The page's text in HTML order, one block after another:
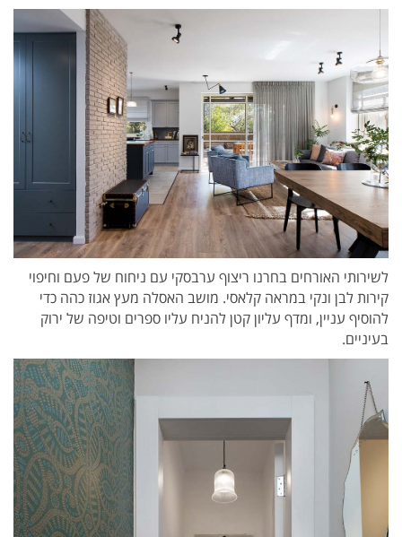
לשירותי האורחים בחרנו ריצוף ערבסקי עם ניחוח של פעם וחיפוי
קירות לבן ונקי במראה קלאסי. מושב האסלה מעץ אגוז כהה כדי
להוסיף עניין, ומדף עליון קטן להניח עליו ספרים וטיפה של ירוק
בעיניים.